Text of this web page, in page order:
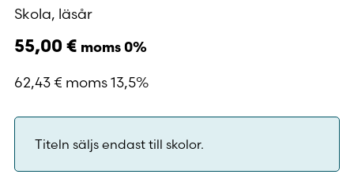
Skola, läsår
55,00 € moms 0%
62,43€ moms 13,5%
Titeln säljs endast till skolor.